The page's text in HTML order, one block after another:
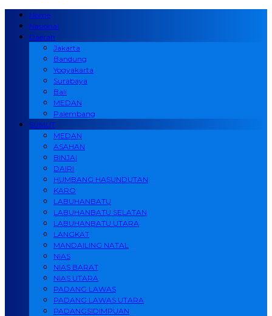
Home
Nasional
Daerah
Jakarta
Bandung
Yogyakarta
Surabaya
Bali
MEDAN
Palembang
SUMUT
MEDAN
ASAHAN
BINJAI
DAIRI
HUMBANG HASUNDUTAN
KARO
LABUHANBATU
LABUHANBATU SELATAN
LABUHANBATU UTARA
LANGKAT
MANDAILING NATAL
NIAS
NIAS BARAT
NIAS UTARA
PADANG LAWAS
PADANG LAWAS UTARA
PADANGSIDIMPUAN